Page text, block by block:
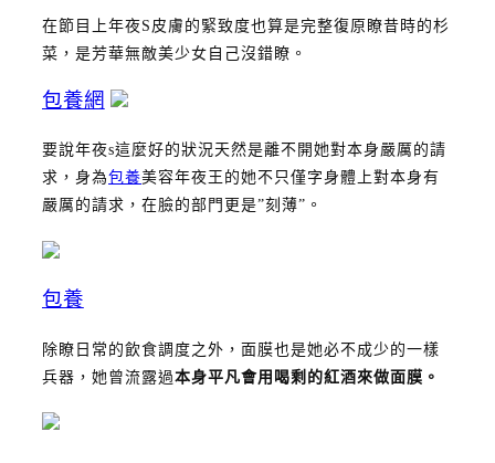
在節目上年夜S皮膚的緊致度也算是完整復原瞭昔時的杉
菜，是芳華無敵美少女自己沒錯瞭。
包養網
要說年夜s這麼好的狀況天然是離不開她對本身嚴厲的請
求，身為包養美容年夜王的她不只僅字身體上對本身有
嚴厲的請求，在臉的部門更是”刻薄”。
包養
除瞭日常的飲食調度之外，面膜也是她必不成少的一樣
兵器，她曾流露過本身平凡會用喝剩的紅酒來做面膜。